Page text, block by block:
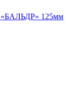
«БАЛЬДР» 125мм